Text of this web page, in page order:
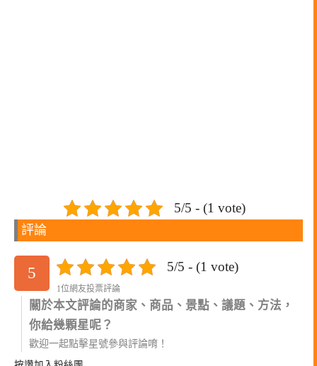
5/5 - (1 vote)
評論
5 5/5 - (1 vote)
1位網友投票評論
關於本文評論的商家、商品、景點、議題、方法，
你給幾顆星呢？
歡迎一起點擊星號參與評論唷！